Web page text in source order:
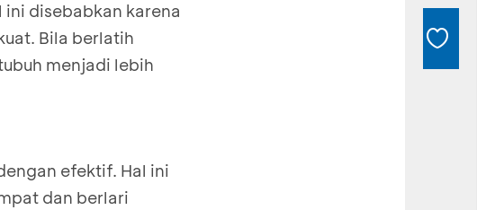
disebabkan karena
Bila berlatih
menjadi lebih
efektif. Hal ini
dan berlari